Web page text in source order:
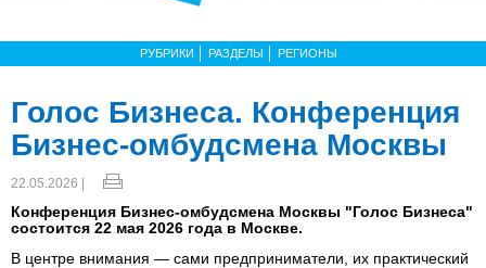
РУБРИКИ РАЗДЕЛЫ РЕГИОНЫ
Голос Бизнеса. Конференция
Бизнес-омбудсмена Москвы
22.05.2026 |
Конференция Бизнес-омбудсмена Москвы "Голос Бизнеса"
состоится 22 мая 2026 года в Москве.
В центре внимания — сами предприниматели, их практический